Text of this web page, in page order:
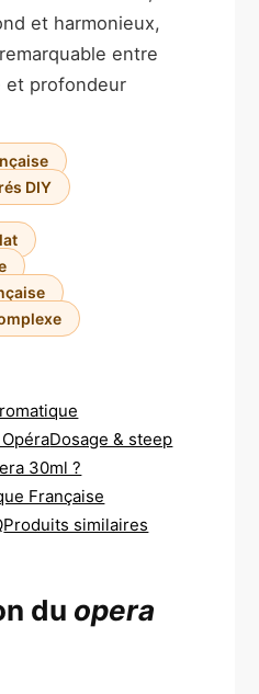
et harmonieux,
entre
et profondeur
DIY
Dosage & steep
30ml ?
Française
Produits similaires
duopera